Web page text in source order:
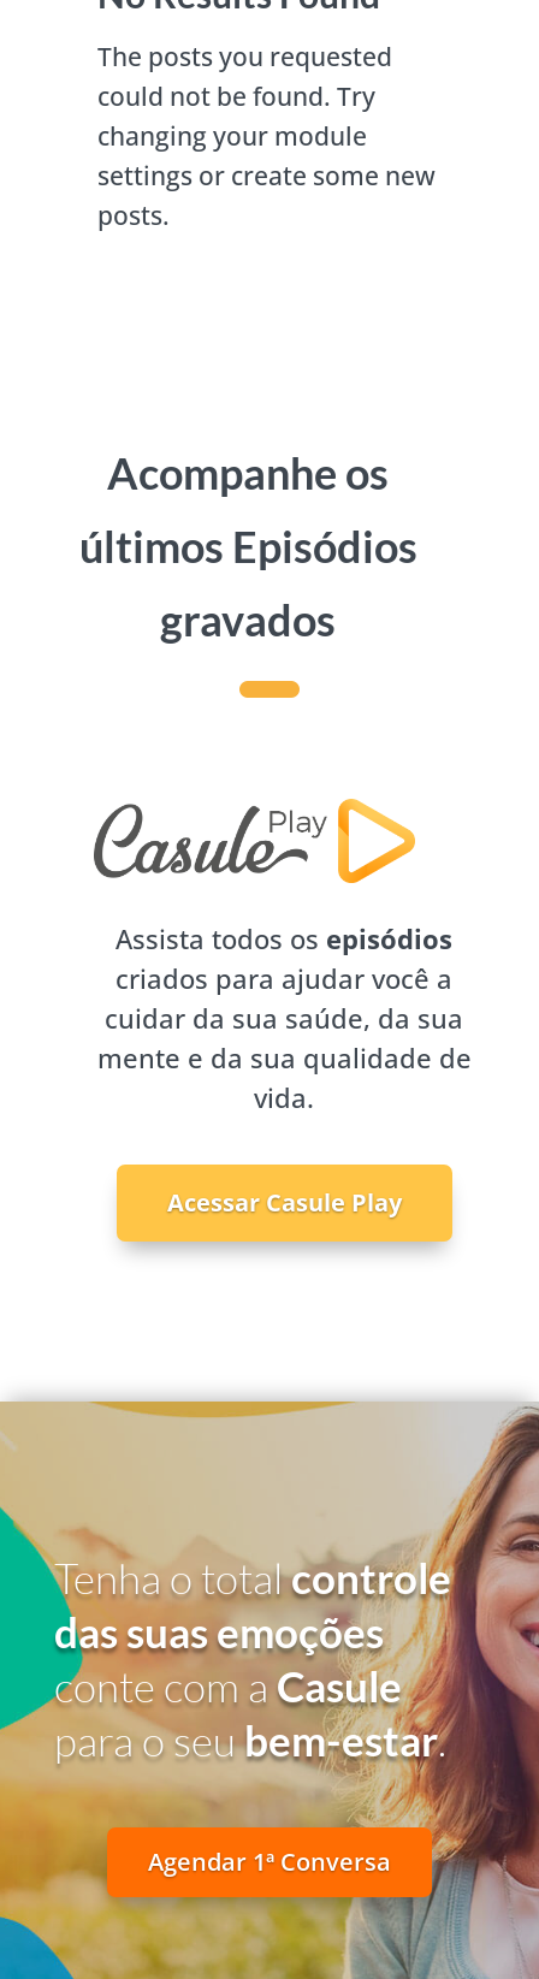
The posts you requested
could not be found. Try
changing your module
settings or create some new
posts.
Acompanhe os
últimos Episódios
gravados
Assista todos os episódios
criados para ajudar você a
cuidar da sua saúde, da sua
mente e da sua qualidade de
vida.
Acessar Casule Play
Tenha o totalcontrole
das suas emoções
conte com a Casule
para o seubem-estar.
Agendar 1ª Conversa